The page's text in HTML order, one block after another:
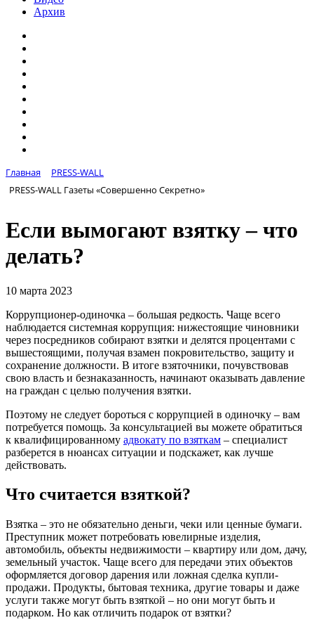
Архив
Главная
PRESS-WALL
PRESS-WALL Газеты «Совершенно Секретно»
Если вымогают взятку – что
делать?
10 марта 2023
Коррупционер-одиночка – большая редкость. Чаще всего
наблюдается системная коррупция: нижестоящие чиновники
через посредников собирают взятки и делятся процентами с
вышестоящими, получая взамен покровительство, защиту и
сохранение должности. В итоге взяточники, почувствовав
свою власть и безнаказанность, начинают оказывать давление
на граждан с целью получения взятки.
Поэтому не следует бороться с коррупцией в одиночку – вам
потребуется помощь. За консультацией вы можете обратиться
к квалифицированному адвокату по взяткам – специалист
разберется в нюансах ситуации и подскажет, как лучше
действовать.
Что считается взяткой?
Взятка – это не обязательно деньги, чеки или ценные бумаги.
Преступник может потребовать ювелирные изделия,
автомобиль, объекты недвижимости – квартиру или дом, дачу,
земельный участок. Чаще всего для передачи этих объектов
оформляется договор дарения или ложная сделка купли-
продажи. Продукты, бытовая техника, другие товары и даже
услуги также могут быть взяткой – но они могут быть и
подарком. Но как отличить подарок от взятки?